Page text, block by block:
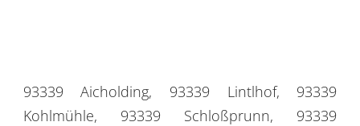
93339 Aicholding, 93339 Lintlhof, 93339
Kohlmühle, 93339 Schloßprunn, 93339